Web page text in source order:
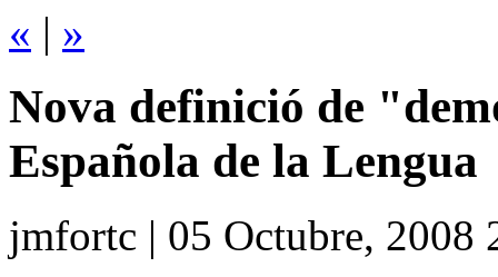
« | »
Nova definició de
Española de la Lengua
jmfortc | 05 Octubre, 2008